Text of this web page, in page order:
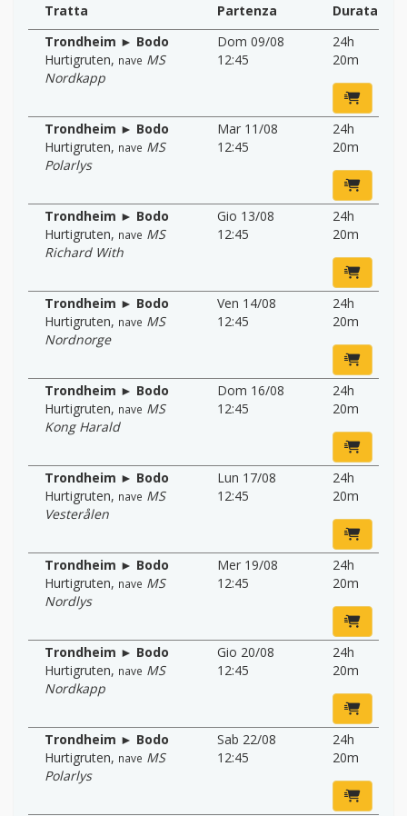
Tratta Partenza
Durata
Trondheim ► Bodo
Hurtigruten, nave MS
Nordkapp
Dom 09/08
12:45
24h
20m
Trondheim ► Bodo
Hurtigruten, nave MS
Polarlys
Mar 11/08
12:45
24h
20m
Trondheim ► Bodo
Hurtigruten, nave MS
Richard With
Gio 13/08
12:45
24h
20m
Trondheim ► Bodo
Hurtigruten, nave MS
Nordnorge
Ven 14/08
12:45
24h
20m
Trondheim ► Bodo
Hurtigruten, nave MS
Kong Harald
Dom 16/08
12:45
24h
20m
Trondheim ► Bodo
Hurtigruten, nave MS
Vesterålen
Lun 17/08
12:45
24h
20m
Trondheim ► Bodo
Hurtigruten, nave MS
Nordlys
Mer 19/08
12:45
24h
20m
Trondheim ► Bodo
Hurtigruten, nave MS
Nordkapp
Gio 20/08
12:45
24h
20m
Trondheim ► Bodo
Hurtigruten, nave MS
Polarlys
Sab 22/08
12:45
24h
20m